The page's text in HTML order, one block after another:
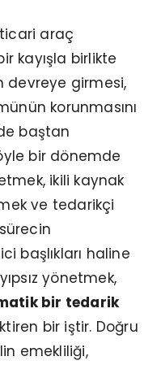
araç
kayışla birlikte
devreye girmesi,
korunmasını
baştan
bir dönemde
ikili kaynak
ve tedarikçi
başlıkları haline
yönetmek,
bir tedarik
bir iştir. Doğru
emekliliği,